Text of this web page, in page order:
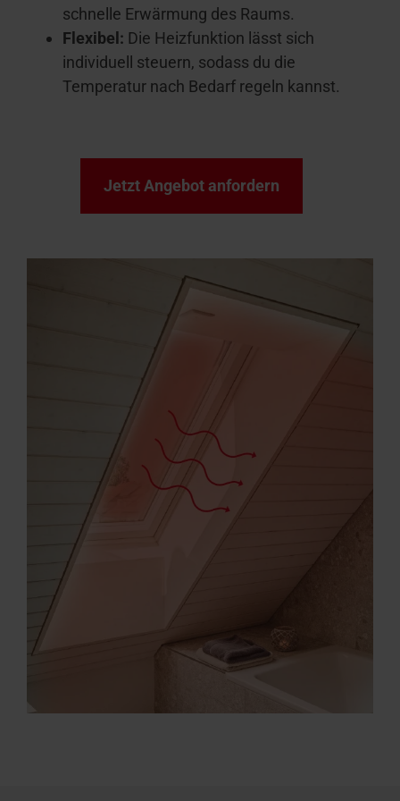
schnelle Erwärmung des Raums.
Flexibel: Die Heizfunktion lässt sich
individuell steuern, sodass du die
Temperatur nach Bedarf regeln kannst.
Jetzt Angebot anfordern